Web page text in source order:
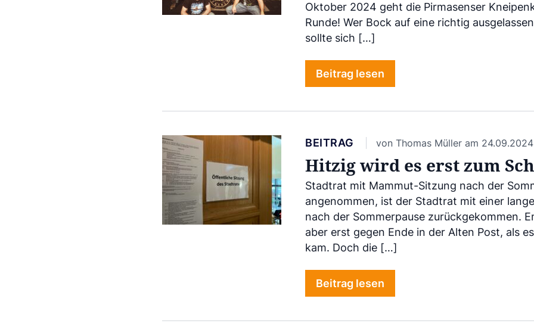
Oktober 2024 geht die Pirmasenser
Runde! Wer Bock auf eine richtig
sollte sich […]
Beitrag lesen
BEITRAG von Thomas Müller am 24.09.2024
Hitzig wird es erst zum
Stadtrat mit Mammut-Sitzung nach der
angenommen, ist der Stadtrat mit einer
nach der Sommerpause zurückgekommen.
aber erst gegen Ende in der Alten Post, als
kam. Doch die […]
Beitrag lesen